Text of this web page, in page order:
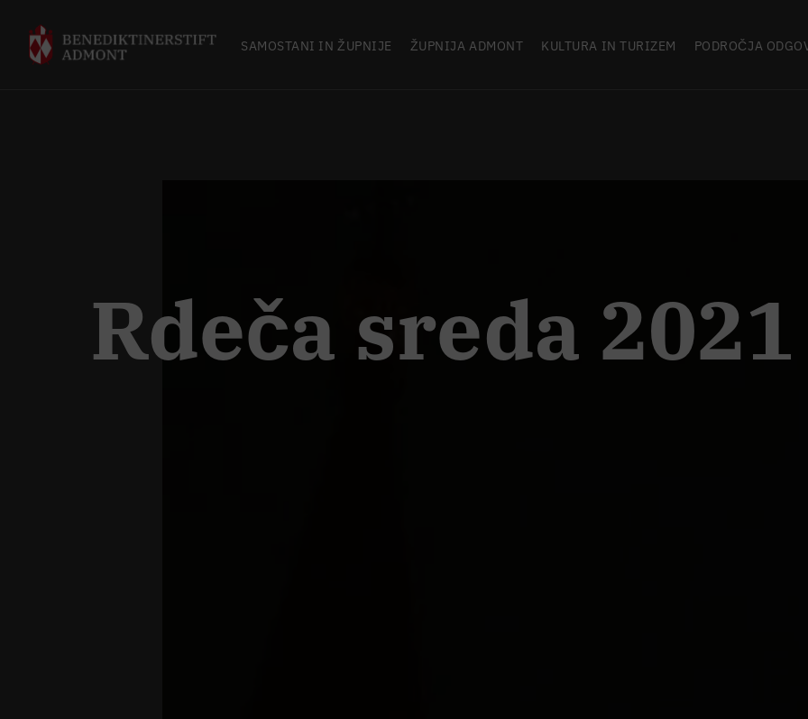
SAMOSTANI IN ŽUPNIJE ŽUPNIJA ADMONT KULTURA IN TURIZEM PODROČJA
Rdeča sreda 2021